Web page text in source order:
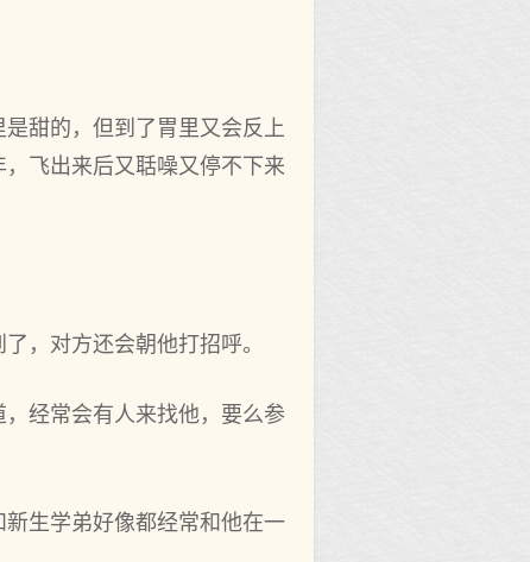
甜的，但到了胃里又会反上
飞出来后又聒噪又停不下来
，对方还会朝他打招呼。
经常会有人来找他，要么参
生学弟好像都经常和他在一